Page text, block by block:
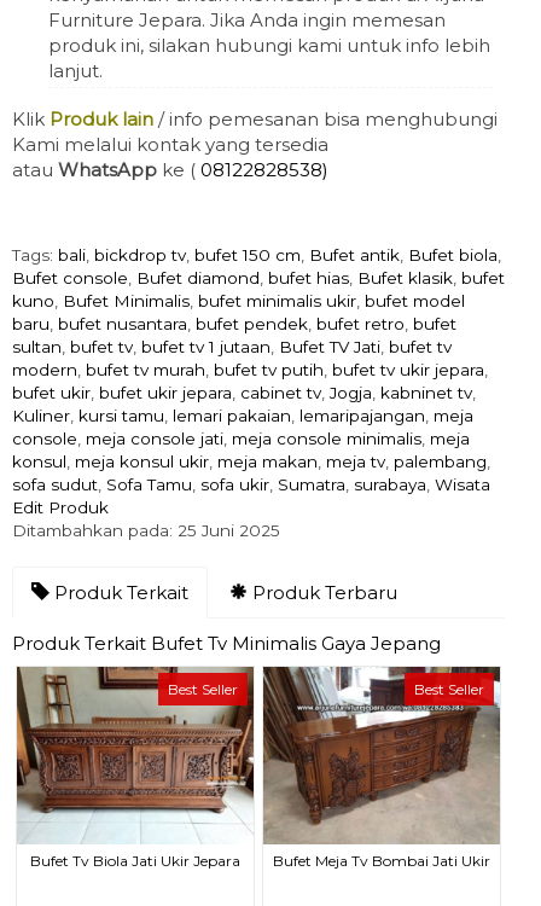
Furniture Jepara. Jika Anda ingin memesan
produk ini, silakan hubungi kami untuk info lebih
lanjut.
Klik Produk lain / info pemesanan bisa menghubungi
Kami melalui kontak yang tersedia
atau WhatsApp ke ( 08122828538)
Tags: bali bickdrop tv, bufet 150 cm Bufet antik Bufet biola
Bufet console
Bufet diamond bufet hias Bufet klasik bufet
kuno
Bufet Minimalis bufet minimalis ukir bufet model
baru bufet nusantara bufet pendek bufet retro bufet
sultan bufet tv, bufet tv 1 jutaan Bufet TV Jati bufet tv
modern bufet tv murah bufet tv putih bufet tv ukir jepara
bufet ukir bufet ukir jepara cabinet tv,Jogja kabninet tv,
Kuliner kursi tamu lemari pakaian lemaripajangan meja
console meja console jati meja console minimalis meja
konsul meja konsul ukir meja makan meja tv, palembang
sofa sudut Sofa Tamu sofa ukir Sumatra surabaya Wisata
Edit Produk
Ditambahkan pada: 25 Juni 2025
Produk Terkait Produk Terbaru
Produk Terkait Bufet Tv Minimalis Gaya Jepang
Best Seller
Bufet Tv Biola Jati Ukir Jepara
Best Seller
Bufet Meja Tv Bombai Jati Ukir